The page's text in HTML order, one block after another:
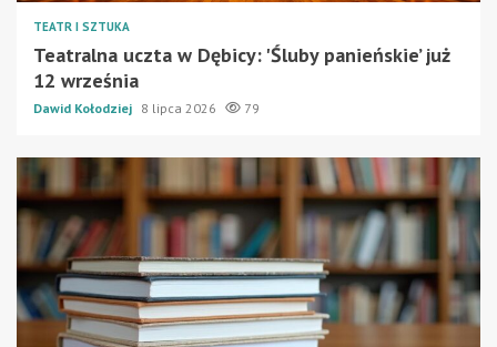
TEATR I SZTUKA
Teatralna uczta w Dębicy: 'Śluby panieńskie’ już
12 września
Dawid Kołodziej 8 lipca 2026 79